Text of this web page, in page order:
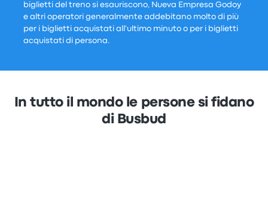
biglietti del treno si esauriscono, Nueva Empresa Godoy
e altri operatori generalmente addebitano molto di più
per i biglietti acquistati all'ultimo minuto o per i biglietti
acquistati di persona.
In tutto il mondo le persone si fidano
di Busbud